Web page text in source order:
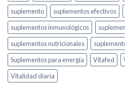
suplemento
suplementos efectivos
suplementos inmunológicos
suplementos nutricionales
Suplementos para energía
Vitafed
Vitalidad diaria